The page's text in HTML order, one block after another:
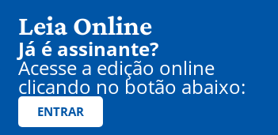
Leia Online
Já é assinante?
Acesse a edição online
clicando no botão abaixo:
ENTRAR